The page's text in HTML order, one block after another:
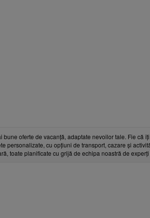
oferte de vacanță, adaptate nevoilor tale. Fie
personalizate, cu opțiuni de transport, cazare și
toate planificate cu grijă de echipa noastră de experți